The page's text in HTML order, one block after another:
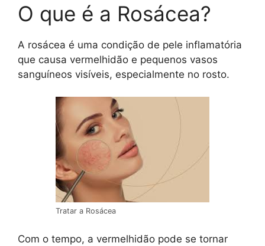
O que é a Rosácea?
A rosácea é uma condição de pele inflamatória
que causa vermelhidão e pequenos vasos
sanguíneos visíveis, especialmente no rosto.
Tratar a Rosácea
Com o tempo, a vermelhidão pode se tornar